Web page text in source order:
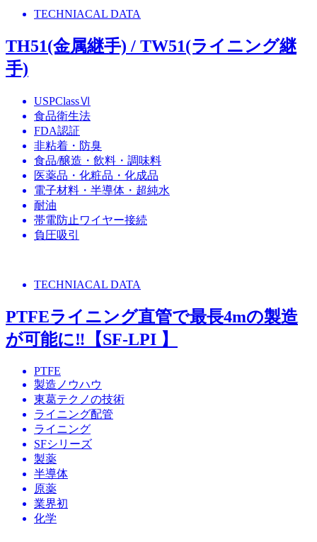
TECHNIACAL DATA
TH51(金属継手) / TW51(ライニング継
手)
USPClassⅥ
食品衛生法
FDA認証
非粘着・防臭
食品/醸造・飲料・調味料
医薬品・化粧品・化成品
電子材料・半導体・超純水
耐油
帯電防止ワイヤー接続
負圧吸引
TECHNIACAL DATA
PTFEライニング直管で最長4mの製造
が可能に‼【SF-LPI 】
PTFE
製造ノウハウ
東葛テクノの技術
ライニング配管
ライニング
SFシリーズ
製薬
半導体
原薬
業界初
化学